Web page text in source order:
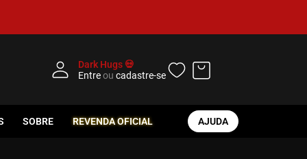
Dark Hugs 💀
Entreou cadastre-se
SOBRE REVENDA OFICIAL AJUDA